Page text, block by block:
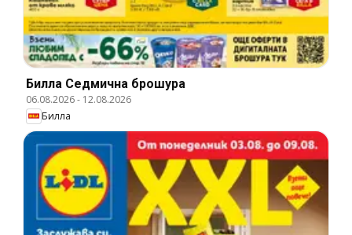
Билла Cедмична брошура
06.08.2026- 12.08.2026
Билла